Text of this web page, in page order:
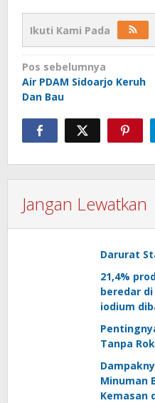
Ikuti Kami Pada
Navigasi
pos
Pos sebelumnya
Air PDAM Sidoarjo Keruh
Dan Bau
Jangan Lewatkan
Darurat
21,4%
beredar
iodium
Tanpa
Minuman
Kemasan